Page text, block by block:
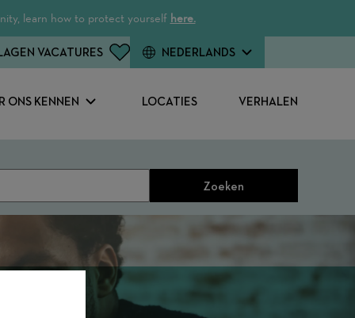
learn how to protect yourself here.
ONS KENNEN LOCATIES VERHALEN
VACATURES NEDERLANDS
Zoeken